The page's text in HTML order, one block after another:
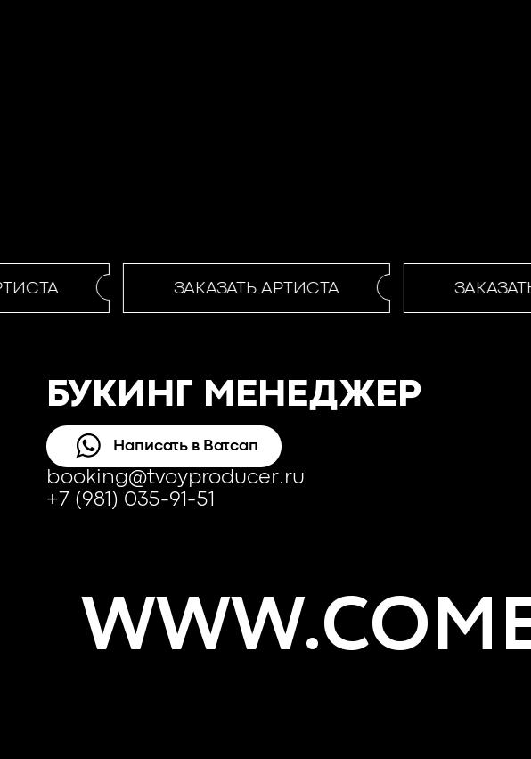
ЗАКАЗАТЬ АРТИСТА
БУКИНГ МЕНЕДЖЕР
Написать в Ватсап
booking@tvoyproducer.ru
+7 (981) 035-91-51